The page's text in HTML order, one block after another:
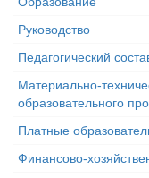
Руководство
Педагогический
Материально-
образовательного
Платные
Финансово-